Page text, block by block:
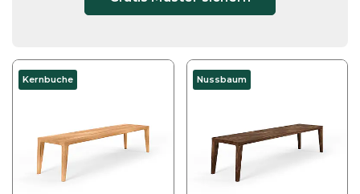
Kernbuche Nussbaum